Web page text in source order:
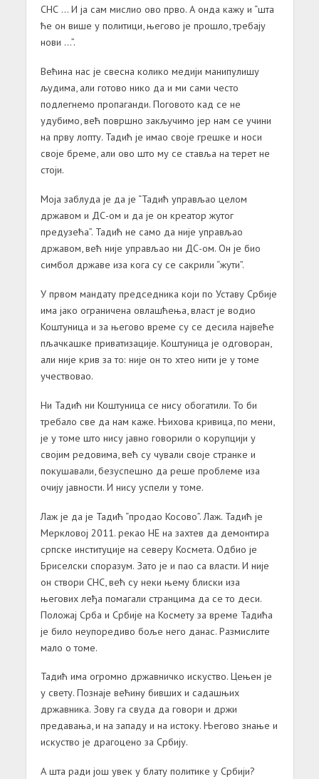
СНС … И ја сам мислио ово прво. А онда кажу и “шта
ће он више у политици, његово је прошло, требају
нови …”.
Већина нас је свесна колико медији манипулишу
људима, али готово нико да и ми сами често
подлегнемо пропаганди. Поговото кад се не
удубимо, већ површно закључимо јер нам се учини
на прву лопту. Тадић је имао своје грешке и носи
своје бреме, али ово што му се ставља на терет не
стоји.
Моја заблуда је да је “Тадић управљао целом
државом и ДС-ом и да је он креатор жутог
предузећа”. Тадић не само да није управљао
државом, већ није управљао ни ДС-ом. Он је био
симбол државе иза кога су се сакрили “жути”.
У првом мандату председника који по Уставу Србије
има јако ограничена овлашћења, власт је водио
Коштуница и за његово време су се десила највеће
пљачкашке приватизације. Коштуница је одговоран,
али није крив за то: није он то хтео нити је у томе
учествовао.
Ни Тадић ни Коштуница се нису обогатили. То би
требало све да нам каже. Њихова кривица, по мени,
је у томе што нису јавно говорили о корупцији у
својим редовима, већ су чували своје странке и
покушавали, безуспешно да реше проблеме иза
очију јавности. И нису успели у томе.
Лаж је да је Тадић “продао Косово”. Лаж. Тадић је
Меркловој 2011. рекао НЕ на захтев да демонтира
српске институције на северу Космета. Одбио је
Бриселски споразум. Зато је и пао са власти. И није
он створи СНС, већ су неки њему блиски иза
његових леђа помагали странцима да се то деси.
Положај Срба и Србије на Космету за време Тадића
је било неупоредиво боље него данас. Размислите
мало о томе.
Тадић има огромно државничко искуство. Цењен је
у свету. Познаје већину бивших и садашњих
државника. Зову га свуда да говори и држи
предавања, и на западу и на истоку. Његово знање и
искуство је драгоцено за Србију.
А шта ради још увек у блату политике у Србији?